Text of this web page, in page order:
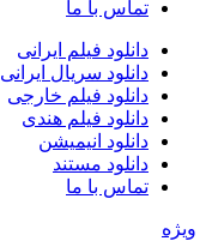
تماس با ما
دانلود فیلم ایرانی
دانلود سریال ایرانی
دانلود فیلم خارجی
دانلود فیلم هندی
دانلود انیمیشن
دانلود مستند
تماس با ما
ویژه